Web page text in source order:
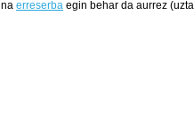
erreserba egin behar da aurrez